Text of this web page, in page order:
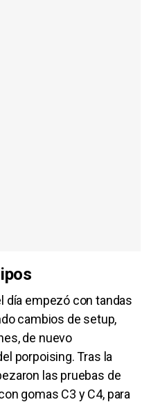
día empezó con tandas
cambios de setup,
de nuevo
porpoising. Tras la
las pruebas de
gomas C3 y C4, para